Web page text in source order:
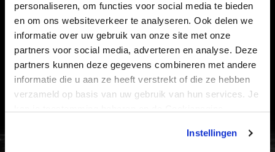
personaliseren, om functies voor social media te bieden
en om ons websiteverkeer te analyseren. Ook delen we
informatie over uw gebruik van onze site met onze
partners voor social media, adverteren en analyse. Deze
partners kunnen deze gegevens combineren met andere
informatie die u aan ze heeft verstrekt of die ze hebben
verzameld op basis van uw gebruik van hun services. Je
Instellingen
Informatie
VEELGESTELDE VRAGEN
CONTACT
WERKEN BIJ
VERTROUWENSPERSOON
FC Utrecht<br>vanuit<br>het